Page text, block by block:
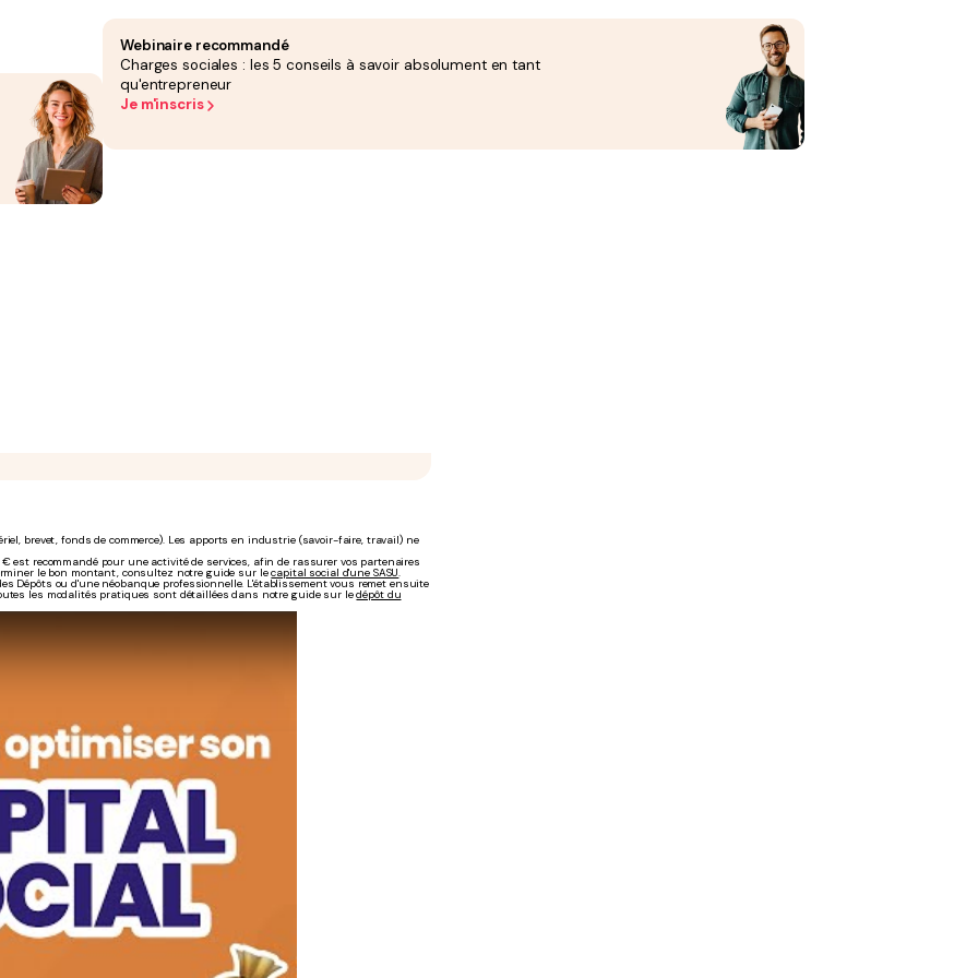
Webinaire recommandé
Charges sociales : les 5 conseils à savoir absolument en tant
qu'entrepreneur
Je m'inscris
le détail :
la SARL. Votre choix dépend de trois critères principaux :
la SARL.
ou travailleur non salarié - TNS (cotisations plus basses) en EURL/SARL avec
des statuts.
hésitez encore entre plusieurs structures, le
contenir plusieurs mentions obligatoires :
Pour une SASU, un
un professionnel.
empêcherait de facturer de la formation ou de la création de contenu
généralement, toutes opérations se rattachant directement ou
brevet, fonds de commerce). Les apports en industrie (savoir-faire, travail) ne
€ est recommandé pour une activité de services, afin de rassurer vos partenaires
le bon montant, consultez notre guide sur lecapital social d'une SASU.
Dépôts ou d'une néobanque professionnelle. L'établissement vous remet ensuite
les modalités pratiques sont détaillées dans notre guide sur ledépôt du